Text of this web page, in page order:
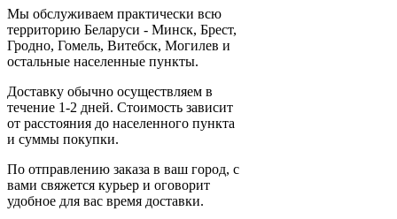
Мы обслуживаем практически всю
территорию Беларуси - Минск, Брест,
Гродно, Гомель, Витебск, Могилев и
остальные населенные пункты.
Доставку обычно осуществляем в
течение 1-2 дней. Стоимость зависит
от расстояния до населенного пункта
и суммы покупки.
По отправлению заказа в ваш город, с
вами свяжется курьер и оговорит
удобное для вас время доставки.